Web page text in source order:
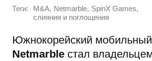
Теги: M&A, Netmarble, SpinX Games,
слияния и поглощения
Южнокорейский
Netmarble стал